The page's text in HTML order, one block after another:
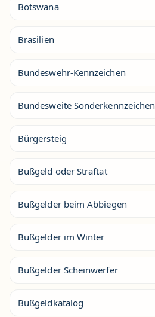
Botswana
Brasilien
Bundeswehr-Kennzeichen
Bundesweite Sonderkennzeichen
Bürgersteig
Bußgeld oder Straftat
Bußgelder beim Abbiegen
Bußgelder im Winter
Bußgelder Scheinwerfer
Bußgeldkatalog